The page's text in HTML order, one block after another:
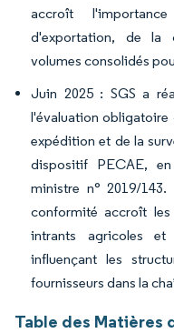
accroît
d'exportation, de la
volumes consolidés
Juin 2025 : SGS a
l'évaluation
expédition et de la
dispositif PECAE,
ministre n° 2019/
conformité accroît
intrants agricoles et
influençant les
fournisseurs dans la
Table des Matières